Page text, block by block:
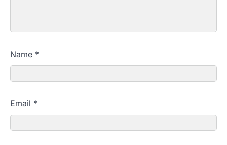
Name *
Email *